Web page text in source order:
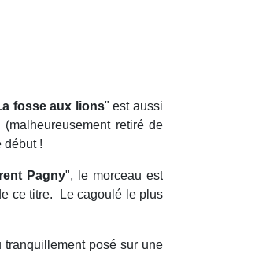
fosse aux lions" est aussi
(malheureusement retiré de
début !
Pagny", le morceau est
ce titre. Le cagoulé le plus
posé sur une